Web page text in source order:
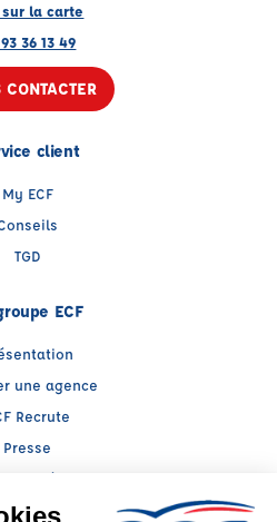
sur la carte
36 13 49
CONTACTER
client
My ECF
TGD
ECF
une agence
Recrute
Presse
Actualités